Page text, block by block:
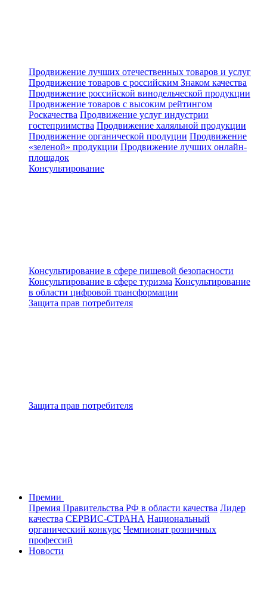
Продвижение лучших отечественных товаров и услуг
Продвижение товаров с российским Знаком качества
Продвижение российской винодельческой продукции
Продвижение товаров с высоким рейтингом
Роскачества Продвижение услуг индустрии
гостеприимства Продвижение халяльной продукции
Продвижение органической продуции Продвижение
«зеленой» продукции Продвижение лучших онлайн-
площадок
Консультирование
Консультирование в сфере пищевой безопасности
Консультирование в сфере туризма Консультирование
в области цифровой трансформации
Защита прав потребителя
Защита прав потребителя
Премии
Премия Правительства РФ в области качества Лидер
качества СЕРВИС-СТРАНА Национальный
органический конкурс Чемпионат розничных
профессий
Новости